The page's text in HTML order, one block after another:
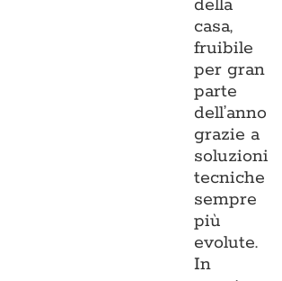
della
casa,
fruibile
per gran
parte
dell’anno
grazie a
soluzioni
tecniche
sempre
più
evolute.
In